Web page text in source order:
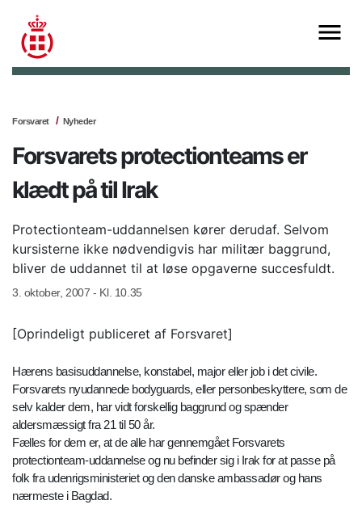
Forsvaret Nyheder
Forsvarets protectionteams er
klædt på til Irak
Protectionteam-uddannelsen kører derudaf. Selvom
kursisterne ikke nødvendigvis har militær baggrund,
bliver de uddannet til at løse opgaverne succesfuldt.
3. oktober, 2007 - Kl. 10.35
[Oprindeligt publiceret af Forsvaret]
Hærens basisuddannelse, konstabel, major eller job i det civile.
Forsvarets nyudannede bodyguards, eller personbeskyttere, som de
selv kalder dem, har vidt forskellig baggrund og spænder
aldersmæssigt fra 21 til 50 år.
Fælles for dem er, at de alle har gennemgået Forsvarets
protectionteam-uddannelse og nu befinder sig i Irak for at passe på
folk fra udenrigsministeriet og den danske ambassadør og hans
nærmeste i Bagdad.